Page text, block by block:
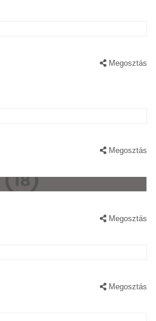
Megosztás
Megosztás
Megosztás
Megosztás